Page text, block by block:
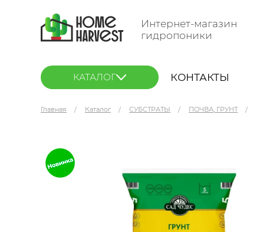
Интернет-магазин
гидропоники
КАТАЛОГ КОНТАКТЫ
Главная Каталог СУБСТРАТЫ ПОЧВА, ГРУНТ